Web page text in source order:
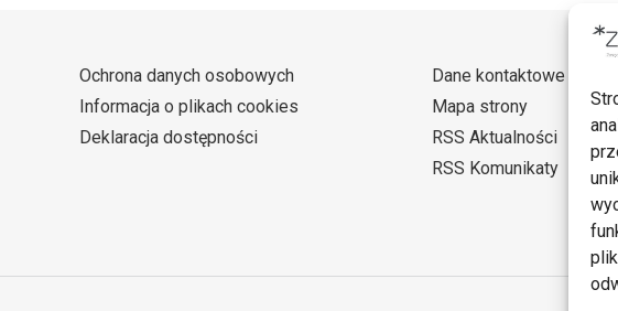
Ochrona danych osobowych
Informacja o plikach cookies
Deklaracja dostępności
Dane kontaktowe
Mapa strony
RSS Aktualności
RSS Komunikaty